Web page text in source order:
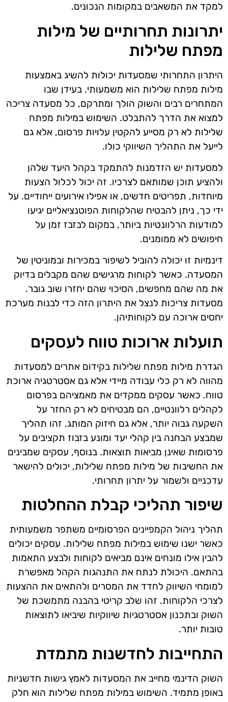
למקד את המשאבים במקומות הנכונים.
יתרונות תחרותיים של מילות
מפתח שלילות
היתרון התחרותי שמסעדות יכולות להשיג באמצעות
מילות מפתח שלילות הוא משמעותי. בעידן שבו
המתחרים רבים והשוק הולך ומתרקם, כל מסעדה צריכה
למצוא את הדרך להתבלט. השימוש במילות מפתח
שלילות לא רק מסייע להקטין עלויות פרסום, אלא גם
לייעל את התהליך השיווקי כולו.
למסעדות יש הזדמנות להתמקד בקהל היעד שלהן
ולהציע תוכן שמותאם לצרכיו. זה יכול לכלול הצעות
מיוחדות, תפריטים חדשים, או אפילו אירועים ייחודיים. על
ידי כך, ניתן להבטיח שהלקוחות הפוטנציאליים יגיעו
למודעות הרלוונטיות ביותר, במקום לבזבז זמן על
חיפושים לא ממומנים.
דינמיות זו יכולה להוביל לשיפור במכירות ובמוניטין של
המסעדה. כאשר לקוחות מרגישים שהם מקבלים בדיוק
את מה שהם מחפשים, הסיכוי שהם יחזרו שוב גובר.
מסעדות צריכות לנצל את היתרון הזה כדי לבנות מערכת
יחסים ארוכה עם לקוחותיהן.
תועלות ארוכות טווח לעסקים
הגדרת מילות מפתח שלילות בקידום אתרים למסעדות
מהווה לא רק כלי עבודה מיידי אלא גם אסטרטגיה ארוכת
טווח. כאשר עסקים ממקדים את מאמציהם בפרסום
לקהלים רלוונטיים, הם מבטיחים לא רק החזר על
השקעה גבוה יותר, אלא גם חיזוק המותג. זהו תהליך
שמבצע הבחנה בין קהלי יעד ומונע בזבוז תקציבים על
פרסומות שאינן מביאות תוצאות. בנוסף, עסקים שמבינים
את החשיבות של מילות מפתח שלילות, יכולים להישאר
עדכניים ולשמור על יתרון תחרותי.
שיפור תהליכי קבלת ההחלטות
תהליך ניהול הקמפיינים הפרסומיים משתפר משמעותית
כאשר ישנו שימוש במילות מפתח שלילות. עסקים יכולים
להבין אילו מונחים אינם מביאים לקוחות ולבצע התאמות
בהתאם. היכולת לנתח את התנהגות הקהל מאפשרת
למומחי השיווק לחדד את המסרים ולהתאים את ההצעות
לצרכי הלקוחות. זהו שלב קריטי בהבנה מתמשכת של
השוק ובתכנון אסטרטגיות שיווקיות שיביאו לתוצאות
טובות יותר.
התחייבות לחדשנות מתמדת
השוק הדינמי מחייב את המסעדות לאמץ גישות חדשניות
באופן מתמיד. השימוש במילות מפתח שלילות הוא חלק